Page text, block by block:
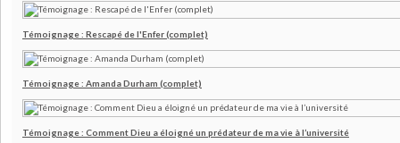
Témoignage : Rescapé de l'Enfer (complet)
Témoignage : Amanda Durham (complet)
Témoignage : Comment Dieu a éloigné un prédateur de ma vie à l’université